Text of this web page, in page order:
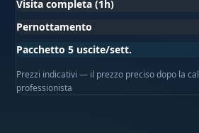
Visita completa (1h)
Pernottamento
Pacchetto 5 uscite/sett.
Prezzi indicativi — il prezzo preciso dopo la
professionista